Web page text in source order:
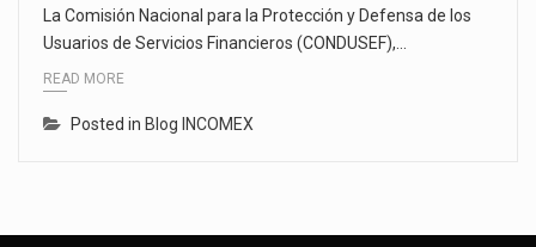
La Comisión Nacional para la Protección y Defensa de los
Usuarios de Servicios Financieros (CONDUSEF),…
READ MORE
Posted in Blog INCOMEX